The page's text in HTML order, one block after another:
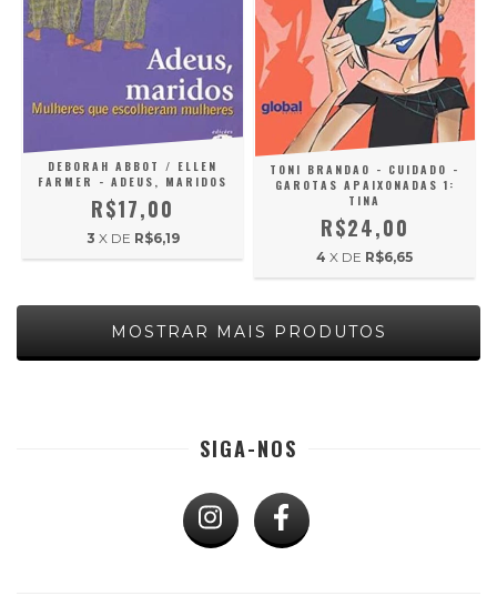
DEBORAH ABBOT / ELLEN
FARMER - ADEUS, MARIDOS
R$17,00
3 X DE R$6,19
TONI BRANDAO - CUIDADO -
GAROTAS APAIXONADAS 1:
TINA
R$24,00
4 X DE R$6,65
MOSTRAR MAIS PRODUTOS
SIGA-NOS